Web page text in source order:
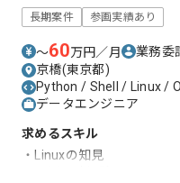
長期案件 参画実績あり
〜60万円／月 業務委
京橋(東京都)
Python / Shell / Linux /
データエンジニア
求めるスキル
・Linuxの知見